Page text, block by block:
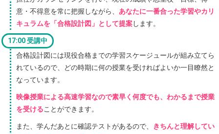
意・不得意を常に把握しながら、 あなたに一番合った学習やカリ
キュラムを「合格設計図」として提案します。
17:00 受講中
合格設計図には現役合格までの学習スケージュールが組み立てら
れているので、どの時期に何の授業を受ければよいか一目瞭然と
なっています。
映像授業による高速学習なので素早く何度でも、わかるまで授業
を受けることができます。
また、学んだあとに確認テストがあるので、
きちんと理解してい